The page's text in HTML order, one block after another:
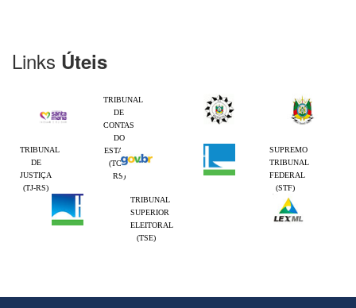
Links Úteis
TRIBUNAL
DE
CONTAS
DO
ESTADO
(TCE-
RS)
TRIBUNAL
DE
JUSTIÇA
(TJ-RS)
SUPREMO
TRIBUNAL
FEDERAL
(STF)
TRIBUNAL
SUPERIOR
ELEITORAL
(TSE)